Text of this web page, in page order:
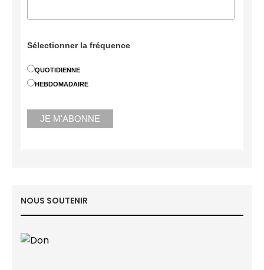
Sélectionner la fréquence
QUOTIDIENNE
HEBDOMADAIRE
NOUS SOUTENIR